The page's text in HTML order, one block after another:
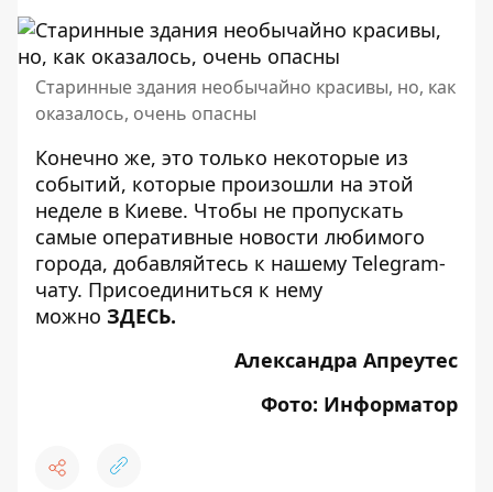
Старинные здания необычайно красивы, но, как
оказалось, очень опасны
Конечно же, это только некоторые из
событий, которые произошли на этой
неделе в Киеве. Чтобы не пропускать
самые оперативные новости любимого
города, добавляйтесь к нашему Telegram-
чату. Присоединиться к нему
можно ЗДЕСЬ.
Александра Апреутес
Фото: Информатор